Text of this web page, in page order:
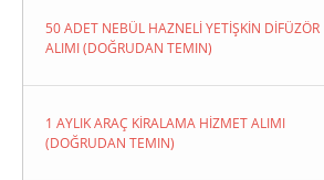
50 ADET NEBÜL HAZNELİ YETİŞKİN DİFÜZÖR
ALIMI (DOĞRUDAN TEMIN)
1 AYLIK ARAÇ KİRALAMA HİZMET ALIMI
(DOĞRUDAN TEMIN)